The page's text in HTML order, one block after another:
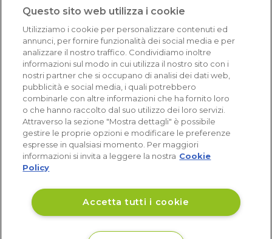
Eccellente (4,8)
Acquisti verificati
Questo sito web utilizza i cookie
Utilizziamo i cookie per personalizzare contenuti ed
annunci, per fornire funzionalità dei social media e per
analizzare il nostro traffico. Condividiamo inoltre
informazioni sul modo in cui utilizza il nostro sito con i
nostri partner che si occupano di analisi dei dati web,
pubblicità e social media, i quali potrebbero
combinarle con altre informazioni che ha fornito loro
o che hanno raccolto dal suo utilizzo dei loro servizi.
Attraverso la sezione "Mostra dettagli" è possibile
gestire le proprie opzioni e modificare le preferenze
espresse in qualsiasi momento. Per maggiori
informazioni si invita a leggere la nostra Cookie
Policy
Accetta tutti i cookie